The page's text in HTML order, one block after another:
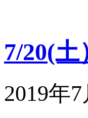
7/20(
2019年7